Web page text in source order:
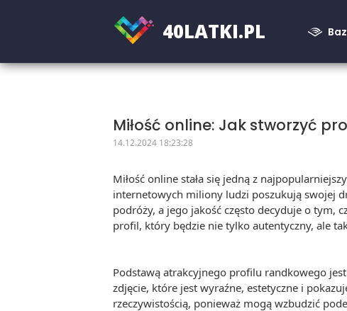
40LATKI.PL
Miłość online: Jak stworzyć
14.12.2024 18:23:28
Miłość online stała się jedną z
internetowych miliony ludzi poszukują swojej
podróży, a jego jakość często decyduje o tym,
profil, który będzie nie tylko autentyczny, ale
Podstawą atrakcyjnego profilu randkowego
zdjęcie, które jest wyraźne, estetyczne i
rzeczywistością, ponieważ mogą wzbudzić